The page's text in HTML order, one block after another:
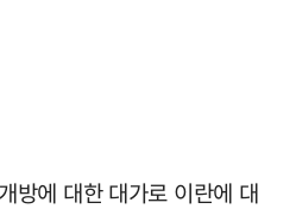
방에 대한 대가로 이란에 대